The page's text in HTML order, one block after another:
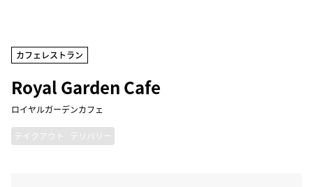
カフェレストラン
Royal Garden Cafe
ロイヤルガーデンカフェ
テイクアウト デリバリー